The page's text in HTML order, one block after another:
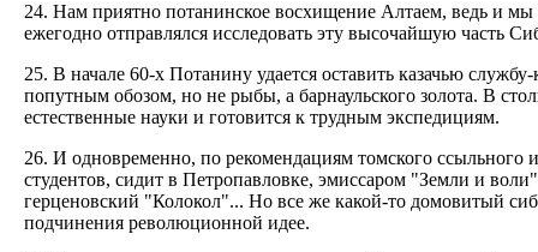
24. Нам приятно потанинское восхищение Алтаем, ведь и
ежегодно отправлялся исследовать эту высочайшую часть
25. В начале 60-х Потанину удается оставить казачью
попутным обозом, но не рыбы, а барнаульского золота. В
естественные науки и готовится к трудным экспедициям.
26. И одновременно, по рекомендациям томского ссыльного
студентов, сидит в Петропавловке, эмиссаром "Земли и
герценовский "Колокол"... Но все же какой-то домовитый
подчинения революционной идее.